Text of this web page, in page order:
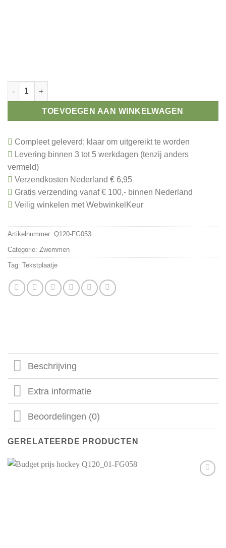
Budget prijs zwemmen aantal
TOEVOEGEN AAN WINKELWAGEN
Compleet geleverd; klaar om uitgereikt te worden
Levering binnen 3 tot 5 werkdagen (tenzij anders
vermeld)
Verzendkosten Nederland € 6,95
Gratis verzending vanaf € 100,- binnen Nederland
Veilig winkelen met WebwinkelKeur
Artikelnummer: Q120-FG053
Categorie: Zwemmen
Tag: Tekstplaatje
Beschrijving
Extra informatie
Beoordelingen (0)
GERELATEERDE PRODUCTEN